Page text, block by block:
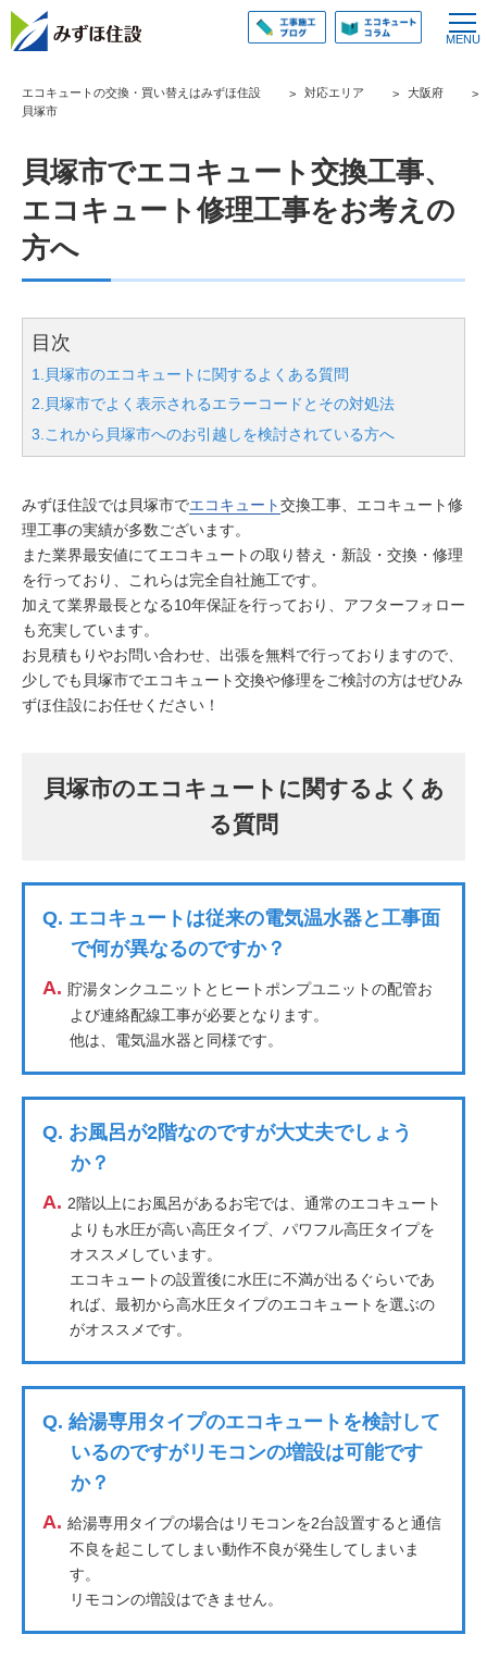
エコキュートの交換・買い替えはみずほ住設 対応エリア
大阪府
貝塚市
貝塚市でエコキュート交換工事、
エコキュート修理工事をお考えの
方へ
目次
1.貝塚市のエコキュートに関するよくある質問
2.貝塚市でよく表示されるエラーコードとその対処法
3.これから貝塚市へのお引越しを検討されている方へ
みずほ住設では貝塚市でエコキュート交換工事、エコキュート修
理工事の実績が多数ございます。
また業界最安値にてエコキュートの取り替え・新設・交換・修理
を行っており、これらは完全自社施工です。
加えて業界最長となる10年保証を行っており、アフターフォロー
も充実しています。
お見積もりやお問い合わせ、出張を無料で行っておりますので、
少しでも貝塚市でエコキュート交換や修理をご検討の方はぜひみ
ずほ住設にお任せください！
貝塚市のエコキュートに関するよくあ
る質問
Q. エコキュートは従来の電気温水器と工事面
で何が異なるのですか？
A. 貯湯タンクユニットとヒートポンプユニットの配管お
よび連絡配線工事が必要となります。
他は、電気温水器と同様です。
Q. お風呂が2階なのですが大丈夫でしょう
か？
A. 2階以上にお風呂があるお宅では、通常のエコキュート
よりも水圧が高い高圧タイプ、パワフル高圧タイプを
オススメしています。
エコキュートの設置後に水圧に不満が出るぐらいであ
れば、最初から高水圧タイプのエコキュートを選ぶの
がオススメです。
Q. 給湯専用タイプのエコキュートを検討して
いるのですがリモコンの増設は可能です
か？
A. 給湯専用タイプの場合はリモコンを2台設置すると通信
不良を起こしてしまい動作不良が発生してしまいま
す。
リモコンの増設はできません。